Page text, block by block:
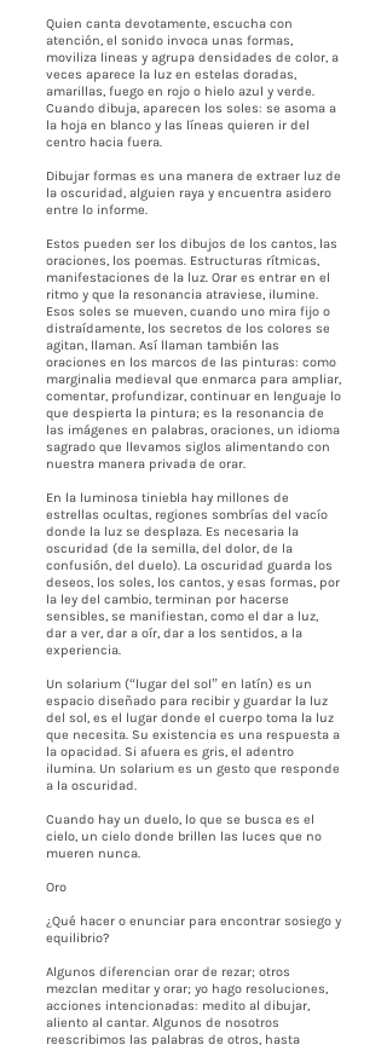
Quien canta devotamente, escucha con
atención, el sonido invoca unas formas,
moviliza lineas y agrupa densidades de color, a
veces aparece la luz en estelas doradas,
amarillas, fuego en rojo o hielo azul y verde.
Cuando dibuja, aparecen los soles: se asoma a
la hoja en blanco y las líneas quieren ir del
centro hacia fuera.
Dibujar formas es una manera de extraer luz de
la oscuridad, alguien raya y encuentra asidero
entre lo informe.
Estos pueden ser los dibujos de los cantos, las
oraciones, los poemas. Estructuras rítmicas,
manifestaciones de la luz. Orar es entrar en el
ritmo y que la resonancia atraviese, ilumine.
Esos soles se mueven, cuando uno mira fijo o
distraídamente, los secretos de los colores se
agitan, llaman. Así llaman también las
oraciones en los marcos de las pinturas: como
marginalia medieval que enmarca para ampliar,
comentar, profundizar, continuar en lenguaje lo
que despierta la pintura; es la resonancia de
las imágenes en palabras, oraciones, un idioma
sagrado que llevamos siglos alimentando con
nuestra manera privada de orar.
En la luminosa tiniebla hay millones de
estrellas ocultas, regiones sombrías del vacío
donde la luz se desplaza. Es necesaria la
oscuridad (de la semilla, del dolor, de la
confusión, del duelo). La oscuridad guarda los
deseos, los soles, los cantos, y esas formas, por
la ley del cambio, terminan por hacerse
sensibles, se manifiestan, como el dar a luz,
dar a ver, dar a oír, dar a los sentidos, a la
experiencia.
Un solarium (“lugar del sol” en latín) es un
espacio diseñado para recibir y guardar la luz
del sol, es el lugar donde el cuerpo toma la luz
que necesita. Su existencia es una respuesta a
la opacidad. Si afuera es gris, el adentro
ilumina. Un solarium es un gesto que responde
a la oscuridad.
Cuando hay un duelo, lo que se busca es el
cielo, un cielo donde brillen las luces que no
mueren nunca.
Oro
¿Qué hacer o enunciar para encontrar sosiego y
equilibrio?
Algunos diferencian orar de rezar; otros
mezclan meditar y orar; yo hago resoluciones,
acciones intencionadas: medito al dibujar,
aliento al cantar. Algunos de nosotros
reescribimos las palabras de otros, hasta